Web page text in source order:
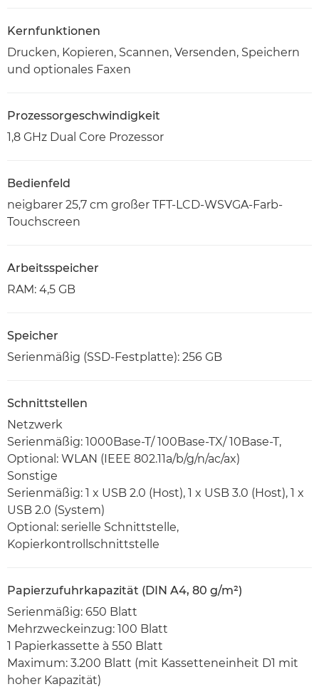
Kernfunktionen
Drucken, Kopieren, Scannen, Versenden, Speichern
und optionales Faxen
Prozessorgeschwindigkeit
1,8 GHz Dual Core Prozessor
Bedienfeld
neigbarer 25,7 cm großer TFT-LCD-WSVGA-Farb-
Touchscreen
Arbeitsspeicher
RAM: 4,5 GB
Speicher
Serienmäßig (SSD-Festplatte): 256 GB
Schnittstellen
Netzwerk
Serienmäßig: 1000Base-T/ 100Base-TX/ 10Base-T,
Optional: WLAN (IEEE 802.11a/b/g/n/ac/ax)
Sonstige
Serienmäßig: 1 x USB 2.0 (Host), 1 x USB 3.0 (Host), 1 x
USB 2.0 (System)
Optional: serielle Schnittstelle,
Kopierkontrollschnittstelle
Papierzufuhrkapazität (DIN A4, 80 g/m²)
Serienmäßig: 650 Blatt
Mehrzweckeinzug: 100 Blatt
1 Papierkassette à 550 Blatt
Maximum: 3.200 Blatt (mit Kassetteneinheit D1 mit
hoher Kapazität)